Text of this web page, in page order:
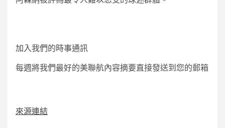
加入我們的時事通訊
每週將我們最好的美聯航內容摘要直接發送到您的郵箱
來源連結